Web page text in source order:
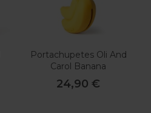
Portachupetes Oli And
Carol Banana
24,90 €